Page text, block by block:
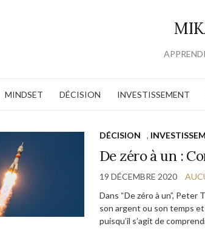
MINDSET DÉCISION INVESTISSEMENT
DÉCISION ,
De zéro à un :
19 DÉCEMBRE 2020
Dans “De zéro à un”,
son argent ou son temps
puisqu’il s’agit de